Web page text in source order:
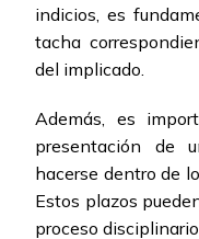
indicios, es
tacha
del implicado.
Además, es
presentación de
hacerse dentro de
Estos plazos
proceso